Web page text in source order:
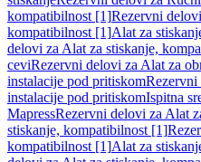
kompatibilnost [1]Rezervni
kompatibilnost [1]Alat za
delovi za Alat za stiskanje,
ceviRezervni delovi za Alat za
instalacije pod pritiskomRezervni
instalacije pod pritiskomIspitna
MapressRezervni delovi za Alat
stiskanje, kompatibilnost [1]
kompatibilnost [1]Alat za